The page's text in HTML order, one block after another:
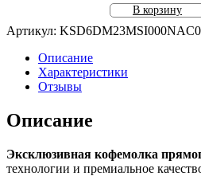
В корзину
Артикул:
Описание
Характеристики
Отзывы
Описание
Эксклюзивная кофемолка
технологии и премиальное